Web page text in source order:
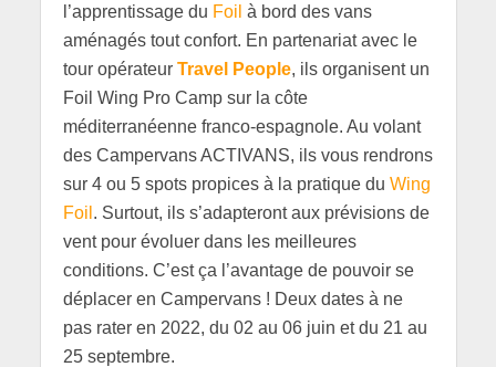
l’apprentissage du Foil à bord des vans
aménagés tout confort. En partenariat avec le
tour opérateur Travel People, ils organisent un
Foil Wing Pro Camp sur la côte
méditerranéenne franco-espagnole. Au volant
des Campervans ACTIVANS, ils vous rendrons
sur 4 ou 5 spots propices à la pratique du Wing
Foil . Surtout, ils s’adapteront aux prévisions de
vent pour évoluer dans les meilleures
conditions. C’est ça l’avantage de pouvoir se
déplacer en Campervans ! Deux dates à ne
pas rater en 2022, du 02 au 06 juin et du 21 au
25 septembre.